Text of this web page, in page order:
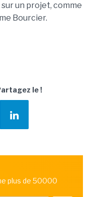
un projet, comme
Bourcier.
le !
plus de 50000